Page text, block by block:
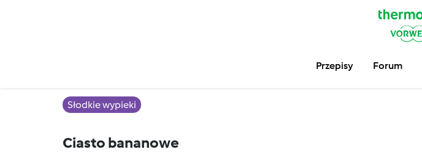
Przepisy Forum
Słodkie wypieki
Ciasto bananowe